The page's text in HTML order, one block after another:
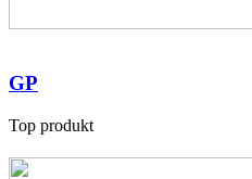
GP
Top produkt